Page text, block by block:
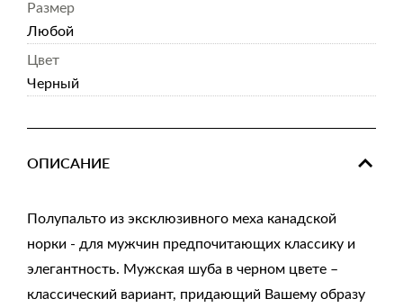
Размер
Любой
Цвет
Черный
ОПИСАНИЕ
Полупальто из эксклюзивного меха канадской
норки - для мужчин предпочитающих классику и
элегантность. Мужская шуба в черном цвете –
классический вариант, придающий Вашему образу